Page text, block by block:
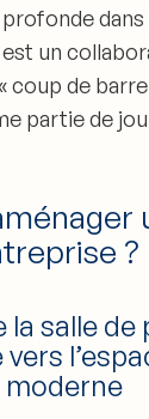
dans
un
coup de
partie de
?
la salle de